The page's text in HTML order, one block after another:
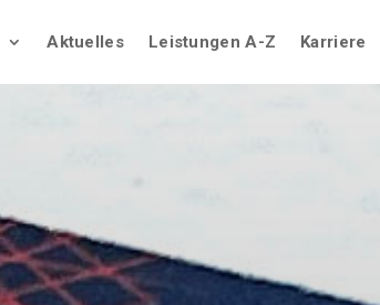
Aktuelles Leistungen A-Z Karriere